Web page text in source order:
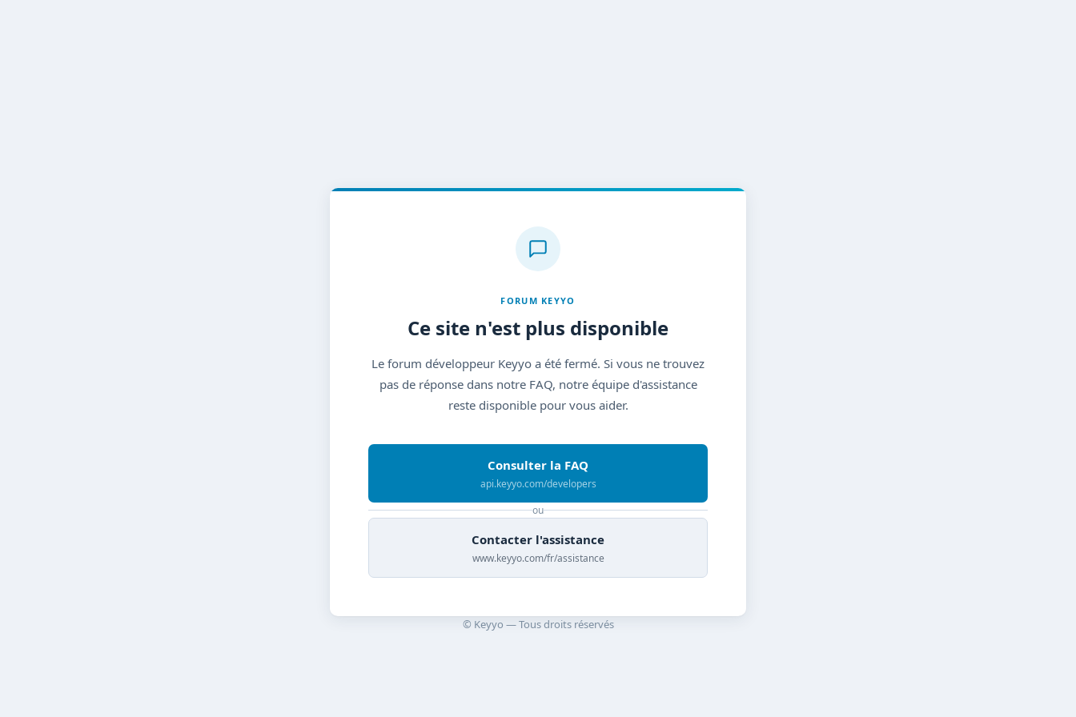
FORUM KEYYO
Ce site n'est plus disponible
Le forum développeur Keyyo a été fermé. Si vous ne trouvez
pas de réponse dans notre FAQ, notre équipe d'assistance
reste disponible pour vous aider.
Consulter la FAQ
api.keyyo.com/developers
ou
Contacter l'assistance
www.keyyo.com/fr/assistance
© Keyyo — Tous droits réservés